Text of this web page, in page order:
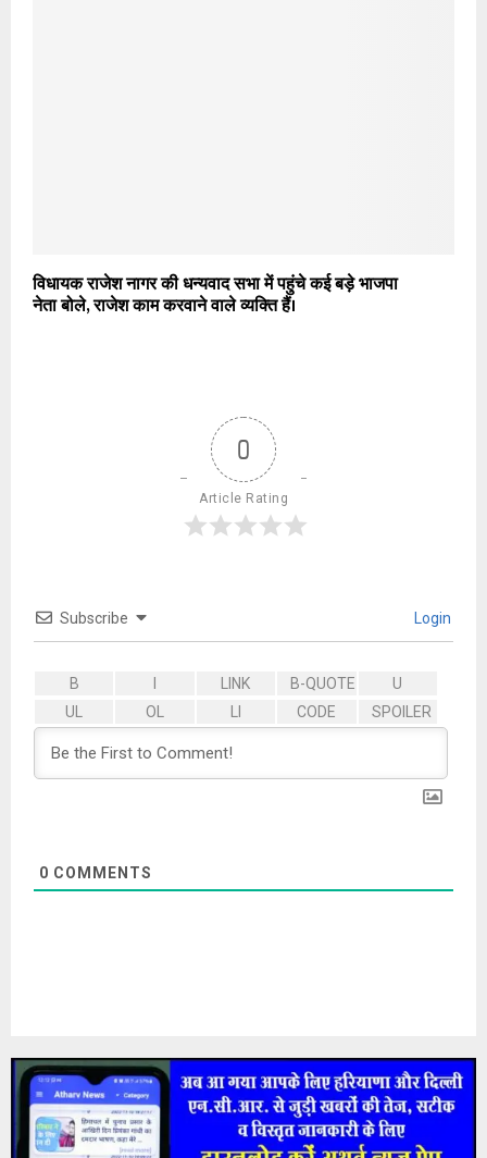
विधायक राजेश नागर की धन्यवाद सभा में पहुंचे कई बड़े भाजपा
नेता बोले, राजेश काम करवाने वाले व्यक्ति हैं।
0
Article Rating
Subscribe Login
0 COMMENTS